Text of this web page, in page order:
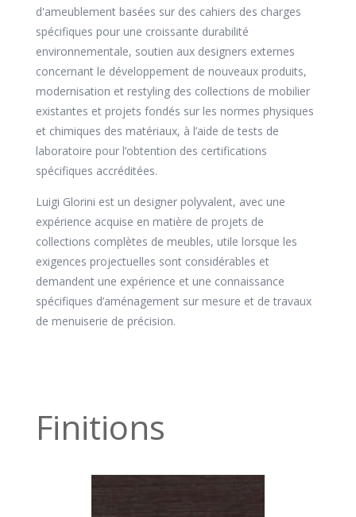
d'ameublement basées sur des cahiers des charges
spécifiques pour une croissante durabilité
environnementale, soutien aux designers externes
concernant le développement de nouveaux produits,
modernisation et restyling des collections de mobilier
existantes et projets fondés sur les normes physiques
et chimiques des matériaux, à l’aide de tests de
laboratoire pour l’obtention des certifications
spécifiques accréditées.
Luigi Glorini est un designer polyvalent, avec une
expérience acquise en matière de projets de
collections complètes de meubles, utile lorsque les
exigences projectuelles sont considérables et
demandent une expérience et une connaissance
spécifiques d’aménagement sur mesure et de travaux
de menuiserie de précision.
Finitions